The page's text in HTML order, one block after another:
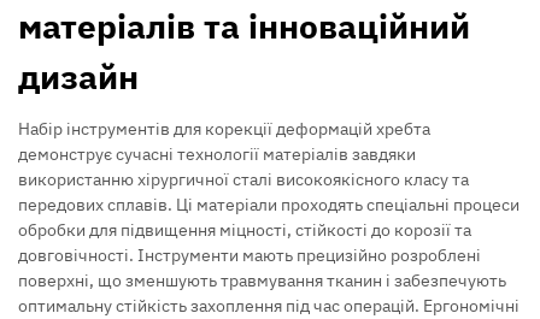
матеріалів та інноваційний
дизайн
Набір інструментів для корекції деформацій хребта
демонструє сучасні технології матеріалів завдяки
використанню хірургичної сталі високоякісного класу та
передових сплавів. Ці матеріали проходять спеціальні процеси
обробки для підвищення міцності, стійкості до корозії та
довговічності. Інструменти мають прецизійно розроблені
поверхні, що зменшують травмування тканин і забезпечують
оптимальну стійкість захоплення під час операцій. Ергономічні